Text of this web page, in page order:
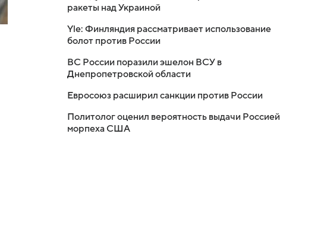
ракеты над Украиной
Yle: Финляндия рассматривает использование
болот против России
ВС России поразили эшелон ВСУ в
Днепропетровской области
Евросоюз расширил санкции против России
Политолог оценил вероятность выдачи Россией
морпеха США